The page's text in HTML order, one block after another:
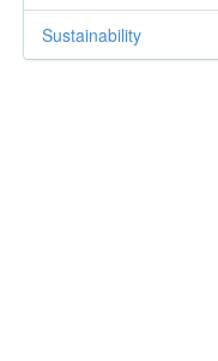
Sustainability